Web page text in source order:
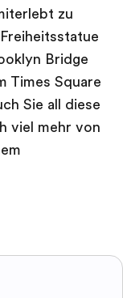
zu
Bridge
Times Square
Sie all diese
viel mehr von